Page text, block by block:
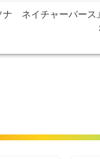
ナ ネイチャーバース